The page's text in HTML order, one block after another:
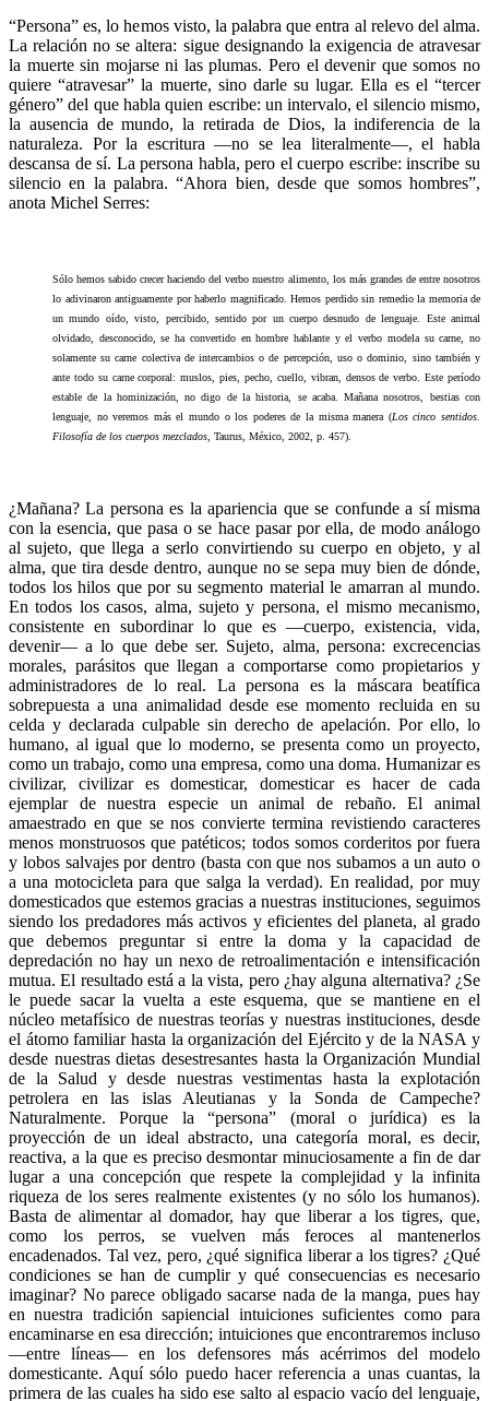
“Persona” es, lo hemos visto, la palabra que entra al relevo del alma.
La relación no se altera: sigue designando la exigencia de atravesar
la muerte sin mojarse ni las plumas. Pero el devenir que somos no
quiere “atravesar” la muerte, sino darle su lugar. Ella es el “tercer
género” del que habla quien escribe: un intervalo, el silencio mismo,
la ausencia de mundo, la retirada de Dios, la indiferencia de la
naturaleza. Por la escritura —no se lea literalmente—, el habla
descansa de sí. La persona habla, pero el cuerpo escribe: inscribe su
silencio en la palabra. “Ahora bien, desde que somos hombres”,
anota Michel Serres:
Sólo hemos sabido crecer haciendo del verbo nuestro alimento, los más grandes de entre nosotros
lo adivinaron antiguamente por haberlo magnificado. Hemos perdido sin remedio la memoria de
un mundo oído, visto, percibido, sentido por un cuerpo desnudo de lenguaje. Este animal
olvidado, desconocido, se ha convertido en hombre hablante y el verbo modela su carne, no
solamente su carne colectiva de intercambios o de percepción, uso o dominio, sino también y
ante todo su carne corporal: muslos, pies, pecho, cuello, vibran, densos de verbo. Este período
estable de la hominización, no digo de la historia, se acaba. Mañana nosotros, bestias con
lenguaje, no veremos más el mundo o los poderes de la misma manera (Los cinco sentidos.
Filosofía de los cuerpos mezclados, Taurus, México, 2002, p. 457).
¿Mañana? La persona es la apariencia que se confunde a sí misma
con la esencia, que pasa o se hace pasar por ella, de modo análogo
al sujeto, que llega a serlo convirtiendo su cuerpo en objeto, y al
alma, que tira desde dentro, aunque no se sepa muy bien de dónde,
todos los hilos que por su segmento material le amarran al mundo.
En todos los casos, alma, sujeto y persona, el mismo mecanismo,
consistente en subordinar lo que es —cuerpo, existencia, vida,
devenir— a lo que debe ser. Sujeto, alma, persona: excrecencias
morales, parásitos que llegan a comportarse como propietarios y
administradores de lo real. La persona es la máscara beatífica
sobrepuesta a una animalidad desde ese momento recluida en su
celda y declarada culpable sin derecho de apelación. Por ello, lo
humano, al igual que lo moderno, se presenta como un proyecto,
como un trabajo, como una empresa, como una doma. Humanizar es
civilizar, civilizar es domesticar, domesticar es hacer de cada
ejemplar de nuestra especie un animal de rebaño. El animal
amaestrado en que se nos convierte termina revistiendo caracteres
menos monstruosos que patéticos; todos somos corderitos por fuera
y lobos salvajes por dentro (basta con que nos subamos a un auto o
a una motocicleta para que salga la verdad). En realidad, por muy
domesticados que estemos gracias a nuestras instituciones, seguimos
siendo los predadores más activos y eficientes del planeta, al grado
que debemos preguntar si entre la doma y la capacidad de
depredación no hay un nexo de retroalimentación e intensificación
mutua. El resultado está a la vista, pero ¿hay alguna alternativa? ¿Se
le puede sacar la vuelta a este esquema, que se mantiene en el
núcleo metafísico de nuestras teorías y nuestras instituciones, desde
el átomo familiar hasta la organización del Ejército y de la NASA y
desde nuestras dietas desestresantes hasta la Organización Mundial
de la Salud y desde nuestras vestimentas hasta la explotación
petrolera en las islas Aleutianas y la Sonda de Campeche?
Naturalmente. Porque la “persona” (moral o jurídica) es la
proyección de un ideal abstracto, una categoría moral, es decir,
reactiva, a la que es preciso desmontar minuciosamente a fin de dar
lugar a una concepción que respete la complejidad y la infinita
riqueza de los seres realmente existentes (y no sólo los humanos).
Basta de alimentar al domador, hay que liberar a los tigres, que,
como los perros, se vuelven más feroces al mantenerlos
encadenados. Tal vez, pero, ¿qué significa liberar a los tigres? ¿Qué
condiciones se han de cumplir y qué consecuencias es necesario
imaginar? No parece obligado sacarse nada de la manga, pues hay
en nuestra tradición sapiencial intuiciones suficientes como para
encaminarse en esa dirección; intuiciones que encontraremos incluso
—entre líneas— en los defensores más acérrimos del modelo
domesticante. Aquí sólo puedo hacer referencia a unas cuantas, la
primera de las cuales ha sido ese salto al espacio vacío del lenguaje,